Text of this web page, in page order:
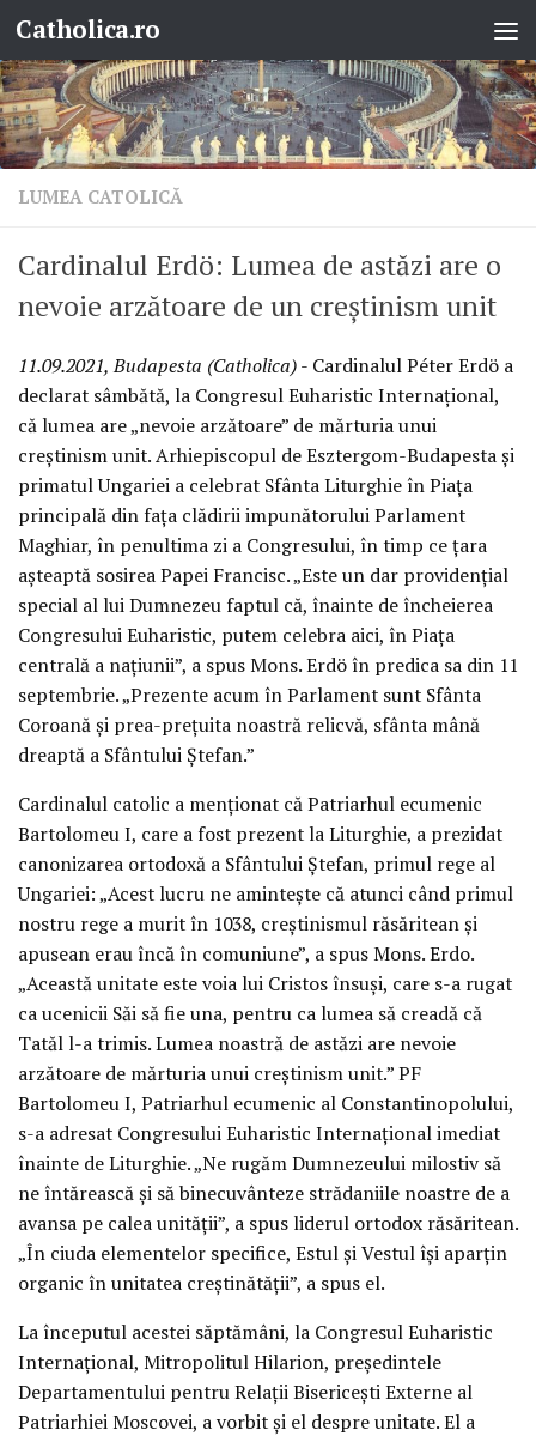
Skip to content
Catholica.ro
LUMEA CATOLICĂ
Cardinalul Erdö: Lumea de astăzi are o
nevoie arzătoare de un creștinism unit
11.09.2021, Budapesta (Catholica)- Cardinalul Péter Erdö a
declarat sâmbătă, la Congresul Euharistic Internațional,
că lumea are „nevoie arzătoare” de mărturia unui
creștinism unit. Arhiepiscopul de Esztergom-Budapesta și
primatul Ungariei a celebrat Sfânta Liturghie în Piața
principală din fața clădirii impunătorului Parlament
Maghiar, în penultima zi a Congresului, în timp ce țara
așteaptă sosirea Papei Francisc. „Este un dar providențial
special al lui Dumnezeu faptul că, înainte de încheierea
Congresului Euharistic, putem celebra aici, în Piața
centrală a națiunii”, a spus Mons. Erdö în predica sa din 11
septembrie. „Prezente acum în Parlament sunt Sfânta
Coroană și prea-prețuita noastră relicvă, sfânta mână
dreaptă a Sfântului Ștefan.”
Cardinalul catolic a menționat că Patriarhul ecumenic
Bartolomeu I, care a fost prezent la Liturghie, a prezidat
canonizarea ortodoxă a Sfântului Ștefan, primul rege al
Ungariei: „Acest lucru ne amintește că atunci când primul
nostru rege a murit în 1038, creștinismul răsăritean și
apusean erau încă în comuniune”, a spus Mons. Erdo.
„Această unitate este voia lui Cristos însuși, care s-a rugat
ca ucenicii Săi să fie una, pentru ca lumea să creadă că
Tatăl l-a trimis. Lumea noastră de astăzi are nevoie
arzătoare de mărturia unui creștinism unit.” PF
Bartolomeu I, Patriarhul ecumenic al Constantinopolului,
s-a adresat Congresului Euharistic Internațional imediat
înainte de Liturghie. „Ne rugăm Dumnezeului milostiv să
ne întărească și să binecuvânteze strădaniile noastre de a
avansa pe calea unității”, a spus liderul ortodox răsăritean.
„În ciuda elementelor specifice, Estul și Vestul își aparțin
organic în unitatea creștinătății”, a spus el.
La începutul acestei săptămâni, la Congresul Euharistic
Internațional, Mitropolitul Hilarion, președintele
Departamentului pentru Relații Bisericești Externe al
Patriarhiei Moscovei, a vorbit și el despre unitate. El a